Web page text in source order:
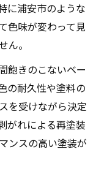
に浦安市のような
色味が変わって見
ん。
飽きのこないベー
の耐久性や塗料の
を受けながら決定
がれによる再塗装
ンスの高い塗装が